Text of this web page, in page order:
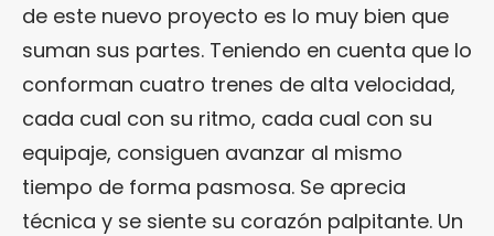
de este nuevo proyecto es lo muy bien que
suman sus partes. Teniendo en cuenta que lo
conforman cuatro trenes de alta velocidad,
cada cual con su ritmo, cada cual con su
equipaje, consiguen avanzar al mismo
tiempo de forma pasmosa. Se aprecia
técnica y se siente su corazón palpitante. Un